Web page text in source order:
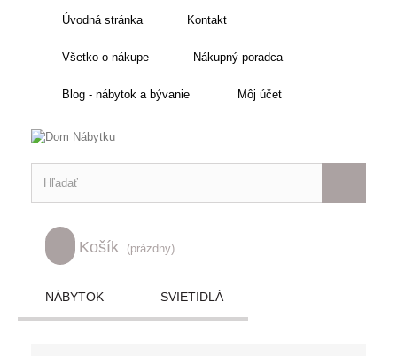
Úvodná stránka Kontakt
Všetko o nákupe Nákupný poradca
Blog - nábytok a bývanie Môj účet
Košík (prázdny)
NÁBYTOK SVIETIDLÁ